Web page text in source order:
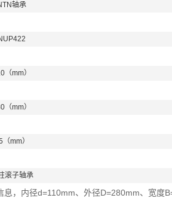
轴承
（mm）
（mm）
（mm）
滚子轴承
，内径d=110mm、外径D=280mm、宽度